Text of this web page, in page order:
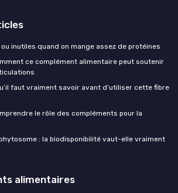
inutiles quand on mange assez de protéines
ce complément alimentaire peut soutenir
faut vraiment savoir avant d’utiliser cette fibre
le rôle des compléments pour la
: la biodisponibilité vaut-elle vraiment
alimentaires